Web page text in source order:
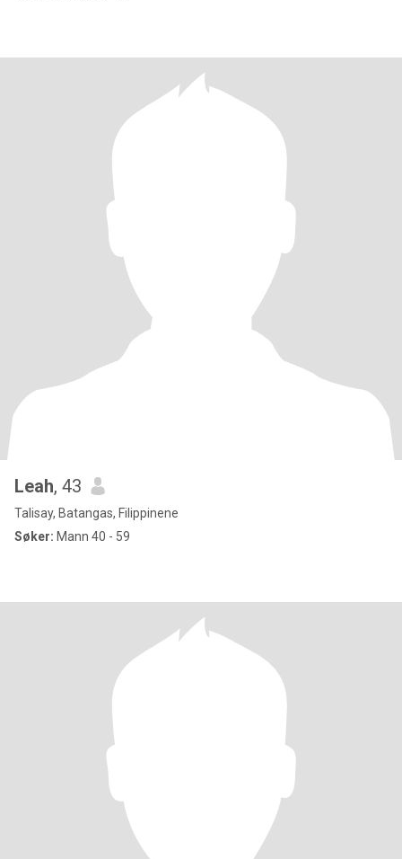
Leah, 43
Talisay, Batangas, Filippinene
Søker: Mann 40 - 59